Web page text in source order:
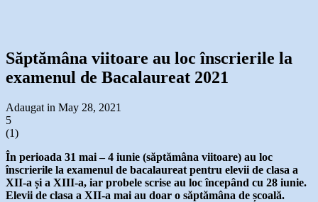
Săptămâna viitoare au loc înscrierile la
examenul de Bacalaureat 2021
Adaugat in May 28, 2021
5
(1)
În perioada 31 mai – 4 iunie (săptămâna viitoare) au loc
înscrierile la examenul de bacalaureat pentru elevii de clasa a
XII-a și a XIII-a, iar probele scrise au loc începând cu 28 iunie.
Elevii de clasa a XII-a mai au doar o săptămâna de școală.